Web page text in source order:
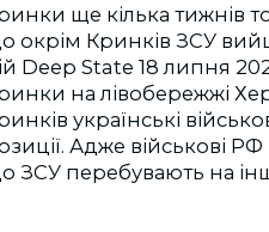
ще кілька тижнів
окрім Кринків ЗСУ
Deep State 18 липня
на лівобережжі
українські
Адже військові
ЗСУ перебувають на